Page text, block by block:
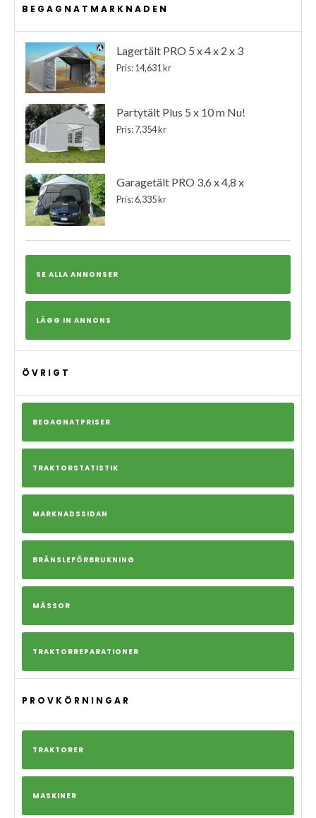
BEGAGNATMARKNADEN
Lagertält PRO 5 x 4 x 2 x 3
Pris: 14,631 kr
Partytält Plus 5 x 10 m Nu!
Pris: 7,354 kr
Garagetält PRO 3,6 x 4,8 x
Pris: 6,335 kr
SE ALLA ANNONSER
LÄGG IN ANNONS
ÖVRIGT
BEGAGNATPRISER
TRAKTORSTATISTIK
MARKNADSSIDAN
BRÄNSLEFÖRBRUKNING
MÄSSOR
TRAKTORREPARATIONER
PROVKÖRNINGAR
TRAKTORER
MASKINER